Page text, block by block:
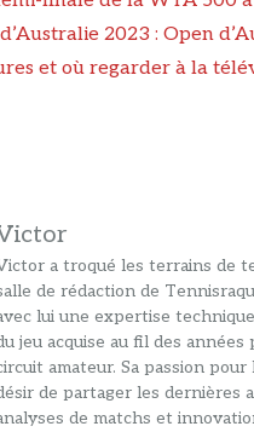
2023 : Open
et où regarder à la
a troqué les terrains de
de rédaction de
lui une expertise
jeu acquise au fil des années
amateur. Sa passion
de partager les dernières
de matchs et